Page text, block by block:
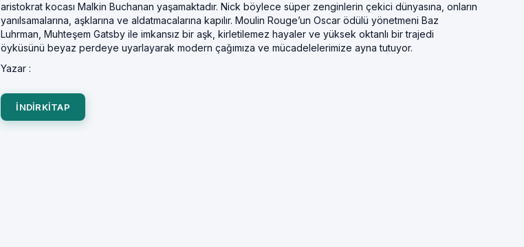
aristokrat kocası Malkin Buchanan yaşamaktadır. Nick böylece süper zenginlerin çekici dünyasına, onların
yanılsamalarına, aşklarına ve aldatmacalarına kapılır. Moulin Rouge’un Oscar ödülü yönetmeni Baz
Luhrman, Muhteşem Gatsby ile imkansız bir aşk, kirletilemez hayaler ve yüksek oktanlı bir trajedi
öyküsünü beyaz perdeye uyarlayarak modern çağımıza ve mücadelelerimize ayna tutuyor.
Yazar :
INDIRKITAP